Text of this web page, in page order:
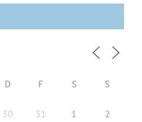
D F S S
30 31 1 2